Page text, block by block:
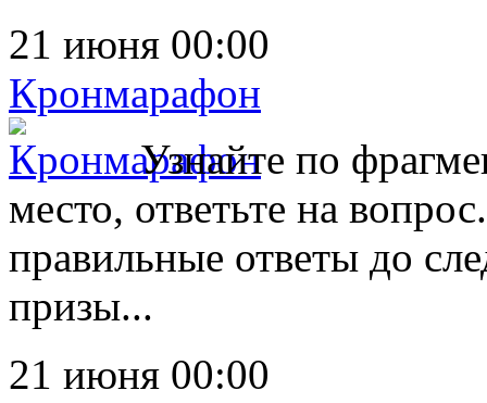
21 июня 00:00
Кронмарафон
Узнайте по
место, ответьте на
правильные ответы до
призы...
21 июня 00:00